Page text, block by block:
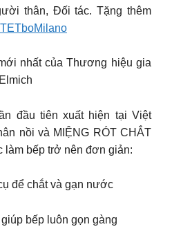
thân, Đối tác. Tặng thêm
nhất của Thương hiệu gia
đầu tiên xuất hiện tại Việt
nồi và MIỆNG RÓT CHẮT
bếp trở nên đơn giản:
để chắt và gạn nước
bếp luôn gọn gàng